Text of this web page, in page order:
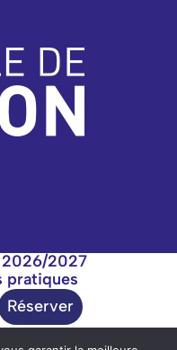
2026/2027
pratiques
Réserver